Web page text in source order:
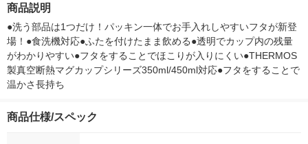
商品説明
●洗う部品は1つだけ！パッキン一体でお手入れしやすいフタが新登
場！●食洗機対応●ふたを付けたまま飲める●透明でカップ内の残量
がわかりやすい●フタをすることでほこりが入りにくい●THERMOS
製真空断熱マグカップシリーズ350ml/450ml対応●フタをすることで
温かさ長持ち
商品仕様/スペック